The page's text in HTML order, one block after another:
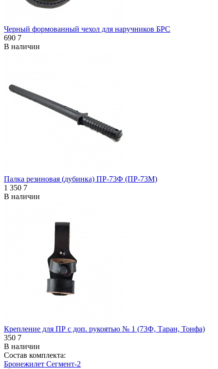
Черный формованный чехол для наручников БРС
690 7
В наличии
Палка резиновая (дубинка) ПР-73Ф (ПР-73М)
1 350 7
В наличии
Крепление для ПР с доп. рукоятью № 1 (73Ф, Таран, Тонфа)
350 7
В наличии
Состав комплекта:
Бронежилет Сегмент-2